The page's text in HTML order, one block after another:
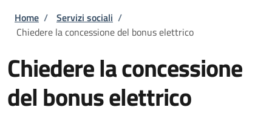
Briciole di pane
Home / Servizi sociali /
Chiedere la concessione del bonus elettrico
Chiedere la concessione
del bonus elettrico